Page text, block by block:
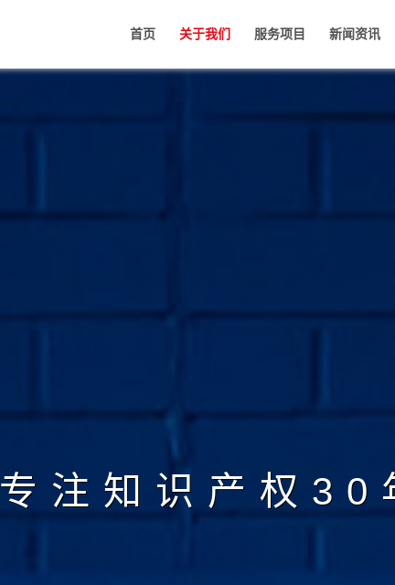
首页 关于我们 服务项目 新闻资讯
专注知识产权30